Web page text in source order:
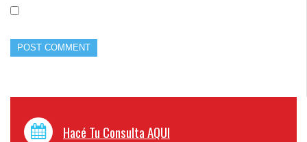
Hacé Tu Consulta AQUI